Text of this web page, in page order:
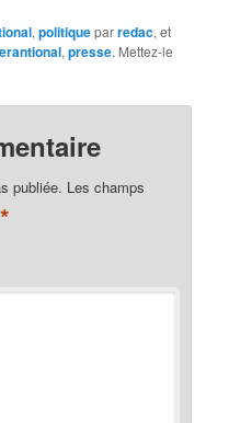
,politiqueparredac, et
,presse. Mettez-le
publiée. Les champs
*